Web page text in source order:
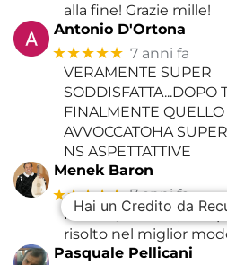
alla fine! Grazie mille!
Antonio D'Ortona
★★★★★ 7 anni fa
VERAMENTE SUPER
SODDISFATTA...DOPO
FINALMENTE QUELLO
AVVOCCATOHA
NS ASPETTATTIVE
Menek Baron
★★★★★ 7 anni fa
Preciso, efficace,
risolto nel miglior
Pasquale Pellicani
Hai un Credito da